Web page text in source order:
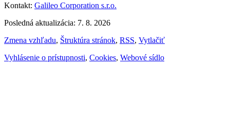
Kontakt: Galileo Corporation s.r.o.
Posledná aktualizácia: 7. 8. 2026
Zmena vzhľadu, Štruktúra stránok, RSS, Vytlačiť
Vyhlásenie o prístupnosti, Cookies, Webové sídlo